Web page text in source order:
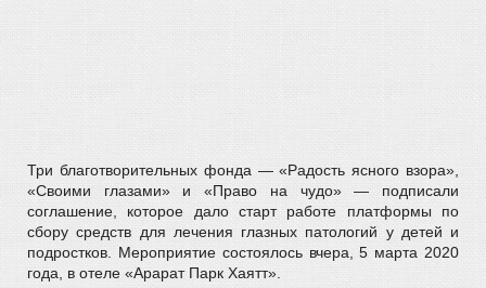
Три благотворительных фонда — «Радость ясного взора»,
«Своими глазами» и «Право на чудо» — подписали
соглашение, которое дало старт работе платформы по
сбору средств для лечения глазных патологий у детей и
подростков. Мероприятие состоялось вчера, 5 марта 2020
года, в отеле «Арарат Парк Хаятт».